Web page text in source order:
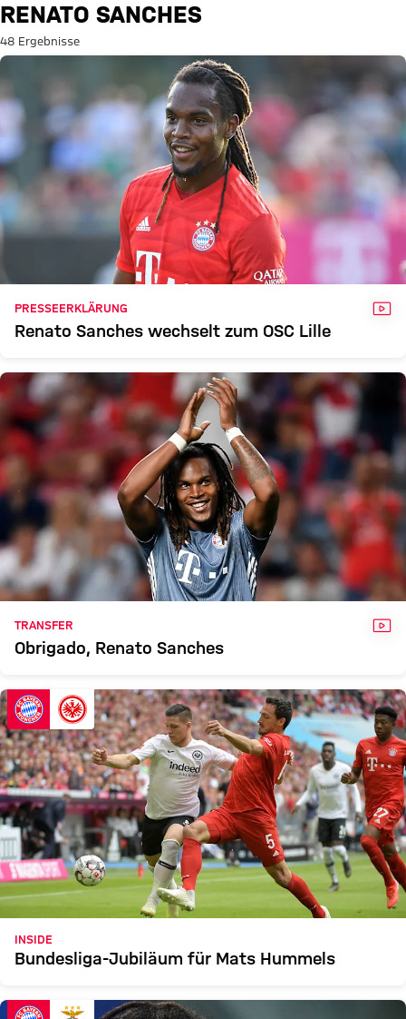
Suche: Renato Sanches
RENATO SANCHES
48 Ergebnisse
PRESSEERKLÄRUNG
Renato Sanches wechselt zum OSC Lille
TRANSFER
Obrigado, Renato Sanches
INSIDE
Bundesliga-Jubiläum für Mats Hummels